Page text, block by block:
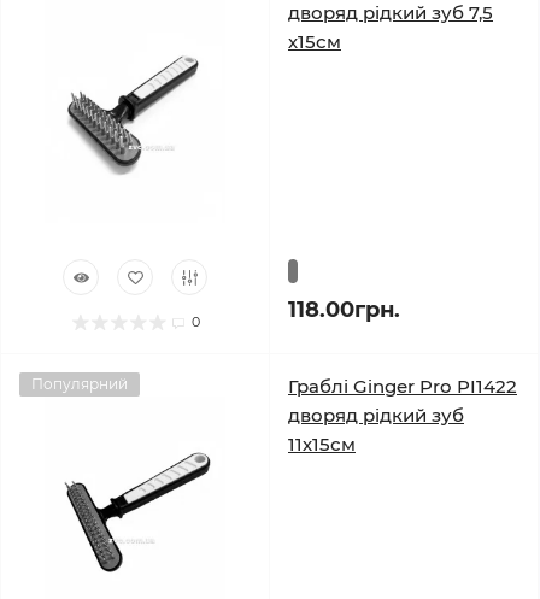
0
дворяд рідкий зуб 7,5
х15см
118.00грн.
Популярний
Граблі Ginger Pro PI1422
дворяд рідкий зуб
11х15см